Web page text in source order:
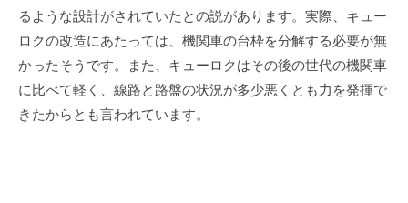
るような設計がされていたとの説があります。実際、キュー
ロクの改造にあたっては、機関車の台枠を分解する必要が無
かったそうです。また、キューロクはその後の世代の機関車
に比べて軽く、線路と路盤の状況が多少悪くとも力を発揮で
きたからとも言われています。